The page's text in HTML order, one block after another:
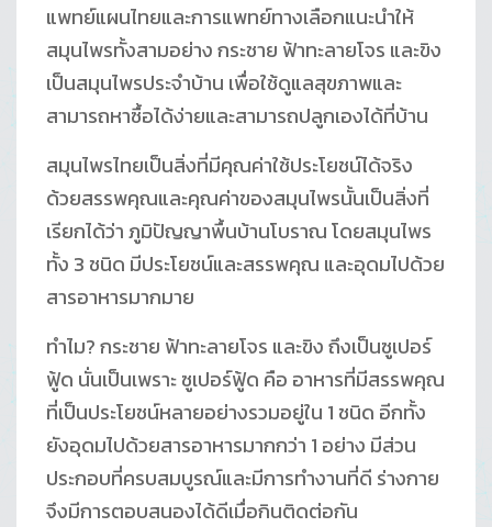
แพทย์แผนไทยและการแพทย์ทางเลือกแนะนำให้
สมุนไพรทั้งสามอย่าง กระชาย ฟ้าทะลายโจร และขิง
เป็นสมุนไพรประจำบ้าน เพื่อใช้ดูแลสุขภาพและ
สามารถหาซื้อได้ง่ายและสามารถปลูกเองได้ที่บ้าน
สมุนไพรไทยเป็นสิ่งที่มีคุณค่าใช้ประโยชน์ได้จริง
ด้วยสรรพคุณและคุณค่าของสมุนไพรนั้นเป็นสิ่งที่
เรียกได้ว่า ภูมิปัญญาพื้นบ้านโบราณ โดยสมุนไพร
ทั้ง 3 ชนิด มีประโยชน์และสรรพคุณ และอุดมไปด้วย
สารอาหารมากมาย
ทำไม? กระชาย ฟ้าทะลายโจร และขิง ถึงเป็นซูเปอร์
ฟู้ด นั่นเป็นเพราะ ซูเปอร์ฟู้ด คือ อาหารที่มีสรรพคุณ
ที่เป็นประโยชน์หลายอย่างรวมอยู่ใน 1 ชนิด อีกทั้ง
ยังอุดมไปด้วยสารอาหารมากกว่า 1 อย่าง มีส่วน
ประกอบที่ครบสมบูรณ์และมีการทำงานที่ดี ร่างกาย
จึงมีการตอบสนองได้ดีเมื่อกินติดต่อกัน